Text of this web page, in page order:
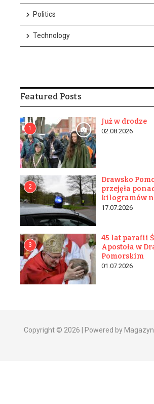
Politics
Technology
Featured Posts
1
Już w drodze
02.08.2026
2
Drawsko
przejęła
kilogramów
17.07.2026
3
45 lat parafii
Apostoła w
Pomorskim
01.07.2026
Copyright © 2026 | Powered by